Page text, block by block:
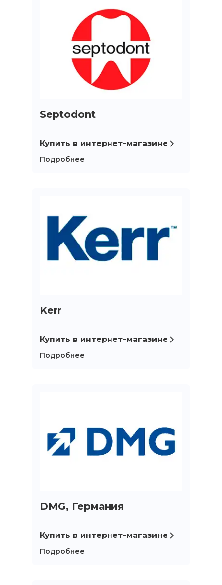
Septodont
Купить в интернет-магазине
Подробнее
Kerr
Купить в интернет-магазине
Подробнее
DMG, Германия
Купить в интернет-магазине
Подробнее